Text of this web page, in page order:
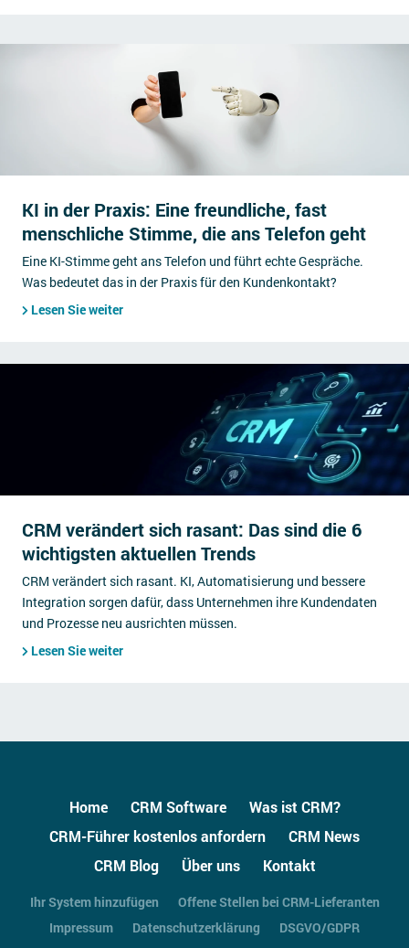
KI in der Praxis: Eine freundliche, fast
menschliche Stimme, die ans Telefon geht
Eine KI-Stimme geht ans Telefon und führt echte Gespräche.
Was bedeutet das in der Praxis für den Kundenkontakt?
Lesen Sie weiter
CRM verändert sich rasant: Das sind die 6
wichtigsten aktuellen Trends
CRM verändert sich rasant. KI, Automatisierung und bessere
Integration sorgen dafür, dass Unternehmen ihre Kundendaten
und Prozesse neu ausrichten müssen.
Lesen Sie weiter
Home CRM Software
Was ist CRM?
CRM-Führer kostenlos anfordern
CRM News
CRM Blog
Über uns Kontakt
Ihr System hinzufügen
Offene Stellen bei CRM-Lieferanten
Impressum
Datenschutzerklärung
DSGVO/GDPR